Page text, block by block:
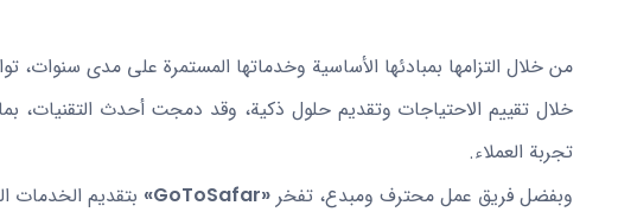
خلال تقييم الاحتياجات وتقديم حلول ذكية، وقد دمجت أحدث التقنيات،
تجربة العملاء.
وبفضل فريق عمل محترف ومبدع، تفخر «GoToSafar» بتقديم الخدمات